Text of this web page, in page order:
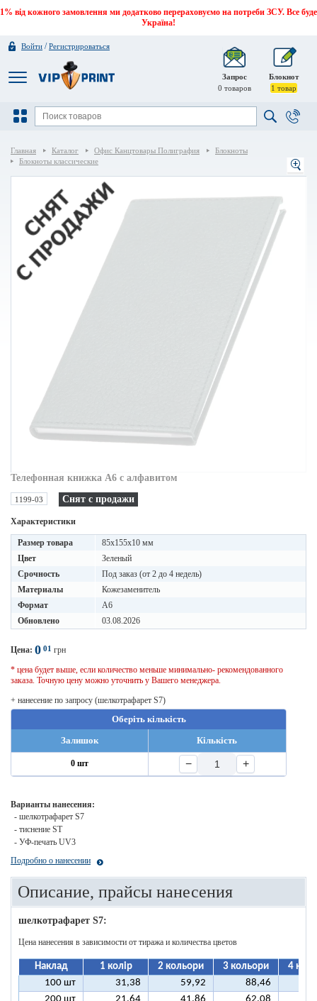
1% від кожного замовлення ми додатково перераховуємо на потреби ЗСУ. Все буде
Україна!
Войти /Регистрироваться
Запрос
0 товаров
Блокнот
1 товар
Главная Каталог Офис Канцтовары Полиграфия
Блокноты
Блокноты классические
Телефонная книжка A6 с алфавитом
1199-03 Снят с продажи
Характеристики
Размер товара
85x155x10 мм
Цвет
Зеленый
Срочность
Под заказ (от 2 до 4 недель)
Материалы
Кожезаменитель
Формат
A6
Обновлено
03.08.2026
Цена: 0 01 грн
* цена будет выше, если количество меньше минимально- рекомендованного
заказа. Точную цену можно уточнить у Вашего менеджера.
+ нанесение по запросу (шелкотрафарет S7)
Оберіть кількість
Залишок
Кількість
0 шт − +
Варианты нанесения:
- шелкотрафарет S7
- тиснение ST
- УФ-печать UV3
Подробно о нанесении
Описание, прайсы нанесения
шелкотрафарет S7:
Цена нанесения в зависимости от тиража и количества цветов
Наклад 1 колір 2 кольори 3 кольори
4
100 шт
31,38 59,92 88,46